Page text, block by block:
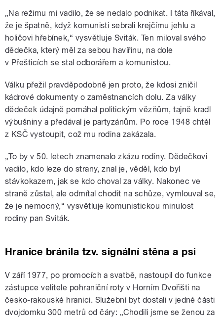
„Na režimu mi vadilo, že se nedalo podnikat. I táta říkával,
že je špatně, když komunisti sebrali krejčímu jehlu a
holičovi hřebínek,“ vysvětluje Sviták. Ten miloval svého
dědečka, který měl za sebou havířinu, na dole
v Přešticích se stal odborářem a komunistou.
Válku přežil pravděpodobně jen proto, že kdosi zničil
kádrové dokumenty o zaměstnancích dolu. Za války
dědeček údajně pomáhal politickým vězňům, tajně kradl
výbušniny a předával je partyzánům. Po roce 1948 chtěl
z KSČ vystoupit, což mu rodina zakázala.
„To by v 50. letech znamenalo zkázu rodiny. Dědečkovi
vadilo, kdo leze do strany, znal je, věděl, kdo byl
stávkokazem, jak se kdo choval za války. Nakonec ve
straně zůstal, ale odmítal chodit na schůze, vymlouval se,
že je nemocný,“ vysvětluje komunistickou minulost
rodiny pan Sviták.
Hranice bránila tzv. signální stěna a psi
V září 1977, po promocích a svatbě, nastoupil do funkce
zástupce velitele pohraniční roty v Horním Dvořišti na
česko-rakouské hranici. Služební byt dostali v jedné části
dvojdomku 300 metrů od čáry: „Chodili jsme se ženou za